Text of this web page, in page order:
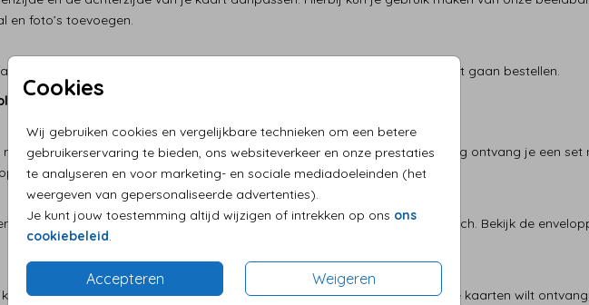
Cookies
Wij gebruiken cookies en vergelijkbare technieken om een betere
gebruikerservaring te bieden, ons websiteverkeer en onze prestaties
te analyseren en voor marketing- en sociale mediadoeleinden (het
weergeven van gepersonaliseerde advertenties).
Je kunt jouw toestemming altijd wijzigen of intrekken op ons ons
cookiebeleid.
Accepteren Weigeren
en foto’s toevoegen.
nu opslaan zodat hij bewaard blijft. Bij stap 5 maak je je keuze wat je wilt gaan bestellen.
Geef aan op welk papier je je kaart wilt laten drukken. Bij je bestelling ontvang je een
Dat maakt het kiezen straks een stuk makkelijker.
zodat je vast van een adres kunt voorzien. Veel mensen vinden dat praktisch. Bekijk de
alle juiste gegevens staan erop. Geef het verzendadres aan waar je je kaarten wilt